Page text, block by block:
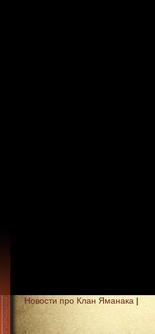
Новости про Клан Яманака |